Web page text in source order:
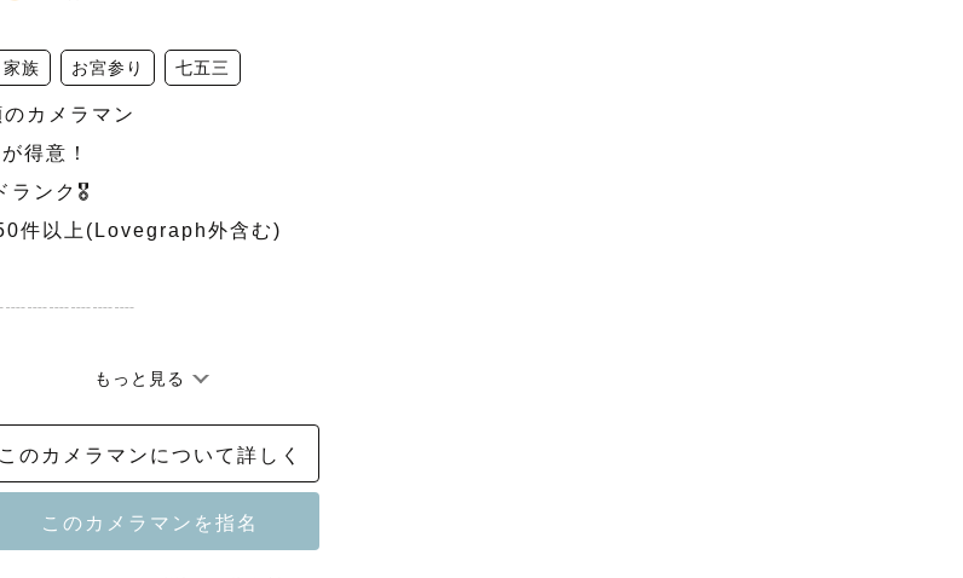
家族 お宮参り 七五三
カメラマン
得意！
ランク🎖️
件以上(Lovegraph外含む)
いますが
す！
もっと見る
このカメラマンについて詳しく